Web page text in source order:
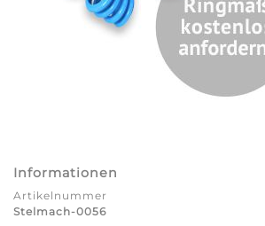
Informationen
Artikelnummer
Stelmach-0056